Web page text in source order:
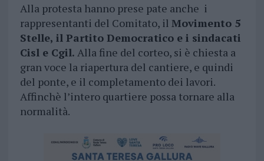
Alla protesta hanno prese pate anche i
rappresentanti del Comitato, il Movimento 5
Stelle, il Partito Democratico e i sindacati
Cisl e Cgil. Alla fine del corteo, si è chiesta a
gran voce la riapertura del cantiere, e quindi
del ponte, e il completamento dei lavori.
Affinchè l’intero quartiere possa tornare alla
normalità.